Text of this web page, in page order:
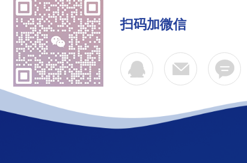
扫码加微信